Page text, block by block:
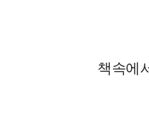
책속에